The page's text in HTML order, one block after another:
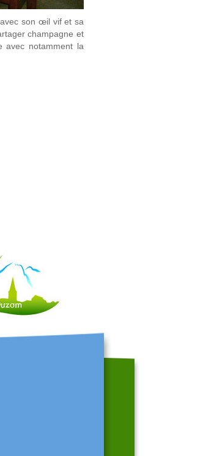
avec son œil vif et sa
champagne et
avec notamment la